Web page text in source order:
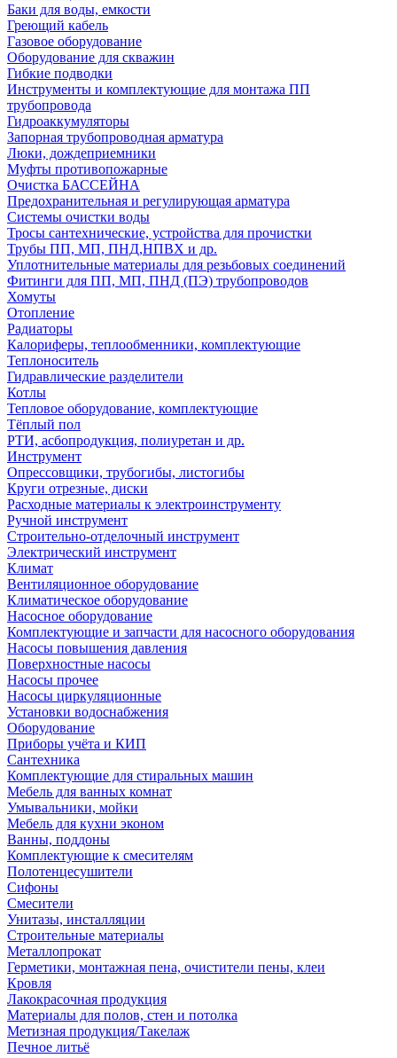
Баки для воды, емкости
Греющий кабель
Газовое оборудование
Оборудование для скважин
Гибкие подводки
Инструменты и комплектующие для монтажа ПП
трубопровода
Гидроаккумуляторы
Запорная трубопроводная арматура
Люки, дождеприемники
Муфты противопожарные
Очистка БАССЕЙНА
Предохранительная и регулирующая арматура
Системы очистки воды
Тросы сантехнические, устройства для прочистки
Трубы ПП, МП, ПНД,НПВХ и др.
Уплотнительные материалы для резьбовых соединений
Фитинги для ПП, МП, ПНД (ПЭ) трубопроводов
Хомуты
Отопление
Радиаторы
Калориферы, теплообменники, комплектующие
Теплоноситель
Гидравлические разделители
Котлы
Тепловое оборудование, комплектующие
Тёплый пол
РТИ, асбопродукция, полиуретан и др.
Инструмент
Опрессовщики, трубогибы, листогибы
Круги отрезные, диски
Расходные материалы к электроинструменту
Ручной инструмент
Строительно-отделочный инструмент
Электрический инструмент
Климат
Вентиляционное оборудование
Климатическое оборудование
Насосное оборудование
Комплектующие и запчасти для насосного оборудования
Насосы повышения давления
Поверхностные насосы
Насосы прочее
Насосы циркуляционные
Установки водоснабжения
Оборудование
Приборы учёта и КИП
Сантехника
Комплектующие для стиральных машин
Мебель для ванных комнат
Умывальники, мойки
Мебель для кухни эконом
Ванны, поддоны
Комплектующие к смесителям
Полотенцесушители
Сифоны
Смесители
Унитазы, инсталляции
Строительные материалы
Металлопрокат
Герметики, монтажная пена, очистители пены, клеи
Кровля
Лакокрасочная продукция
Материалы для полов, стен и потолка
Метизная продукция/Такелаж
Печное литьё